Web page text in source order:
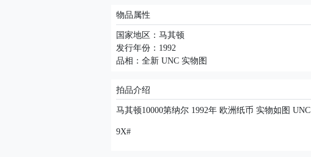
物品属性
国家地区：马其顿
发行年份：1992
品相：全新 UNC 实物图
拍品介绍
马其顿10000第纳尔 1992年 欧洲纸币 实物如图 UNC
9X#